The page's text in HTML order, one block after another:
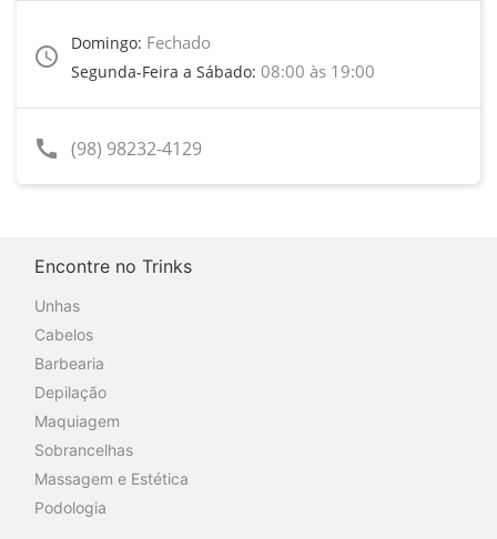
access_time
Domingo: Fechado
Segunda-Feira a Sábado: 08:00 às 19:00
call (98) 98232-4129
Encontre no Trinks
Unhas
Cabelos
Barbearia
Depilação
Maquiagem
Sobrancelhas
Massagem e Estética
Podologia